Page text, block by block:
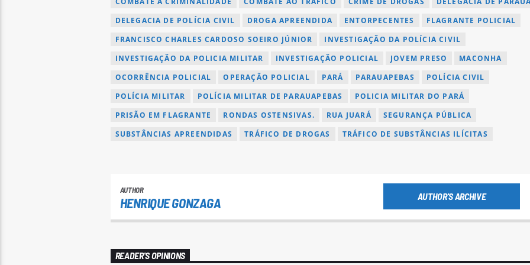
DELEGACIA DE POLÍCIA CIVIL
DROGA APREENDIDA ENTORPECENTES
FLAGRANTE POLICIAL
FRANCISCO CHARLES CARDOSO SOEIRO JÚNIOR
INVESTIGAÇÃO DA POLÍCIA CIVIL
INVESTIGAÇÃO DA POLICIA MILITAR
INVESTIGAÇÃO POLICIAL JOVEM PRESO
MACONHA
OCORRÊNCIA POLICIAL
OPERAÇÃO POLICIAL PARÁ PARAUAPEBAS
POLÍCIA CIVIL
POLÍCIA MILITAR
POLÍCIA MILITAR DE PARAUAPEBAS
POLICIA MILITAR DO PARÁ
PRISÃO EM FLAGRANTE
RONDAS OSTENSIVAS. RUA JUARÁ
SEGURANÇA PÚBLICA
SUBSTÂNCIAS APREENDIDAS
TRÁFICO DE DROGAS TRÁFICO DE SUBSTÂNCIAS ILÍCITAS
AUTHOR
HENRIQUE GONZAGA AUTHOR'S ARCHIVE
READER'S OPINIONS